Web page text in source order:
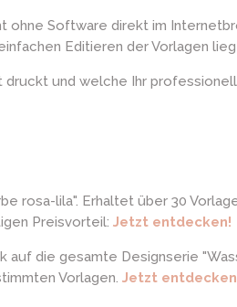
ohne Software direkt im
Editieren der Vorlagen
und welche Ihr
rosa-lila". Erhaltet über 30
Preisvorteil:Jetzt entdecken!
die gesamte Designserie
Vorlagen.Jetzt